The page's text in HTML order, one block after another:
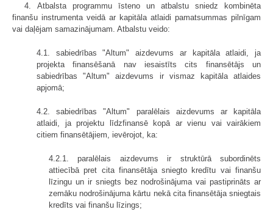
4. Atbalsta programmu īsteno un atbalstu sniedz kombinēta
finanšu instrumenta veidā ar kapitāla atlaidi pamatsummas pilnīgam
vai daļējam samazinājumam. Atbalstu veido:
4.1. sabiedrības "Altum" aizdevums ar kapitāla atlaidi, ja
projekta finansēšanā nav iesaistīts cits finansētājs un
sabiedrības "Altum" aizdevums ir vismaz kapitāla atlaides
apjomā;
4.2. sabiedrības "Altum" paralēlais aizdevums ar kapitāla
atlaidi, ja projektu līdzfinansē kopā ar vienu vai vairākiem
citiem finansētājiem, ievērojot, ka:
4.2.1. paralēlais aizdevums ir struktūrā subordinēts
attiecībā pret cita finansētāja sniegto kredītu vai finanšu
līzingu un ir sniegts bez nodrošinājuma vai pastiprināts ar
zemāku nodrošinājuma kārtu nekā cita finansētāja sniegtais
kredīts vai finanšu līzings;